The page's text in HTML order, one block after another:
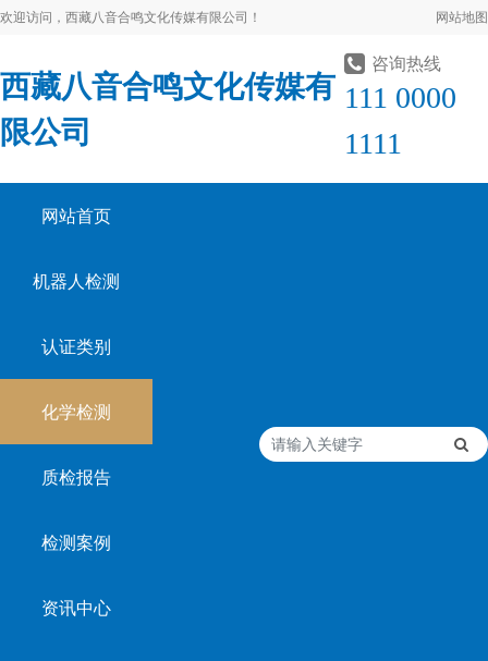
欢迎访问，西藏八音合鸣文化传媒有限公司！ 网站地图
西藏八音合鸣文化传媒有
限公司
咨询热线
111 0000
1111
网站首页
机器人检测
认证类别
化学检测
质检报告
检测案例
资讯中心